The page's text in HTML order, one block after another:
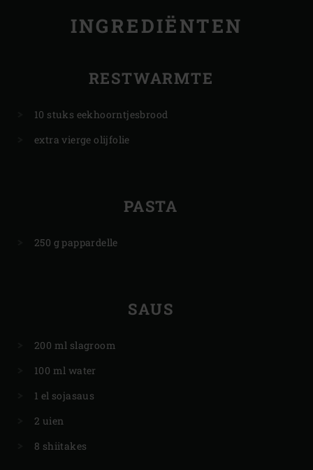
INGREDIËNTEN
RESTWARMTE
10 stuks eekhoorntjesbrood
extra vierge olijfolie
PASTA
250 g pappardelle
SAUS
200 ml slagroom
100 ml water
1 el sojasaus
2 uien
8 shiitakes